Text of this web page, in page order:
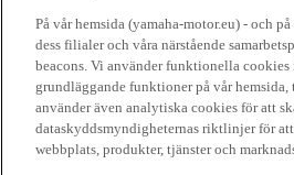
På vår hemsida (yamaha-motor.eu) - och
dess filialer och våra närstående
beacons. Vi använder funktionella
grundläggande funktioner på vår
använder även analytiska cookies för att
dataskyddsmyndigheternas riktlinjer för
webbplats, produkter, tjänster och